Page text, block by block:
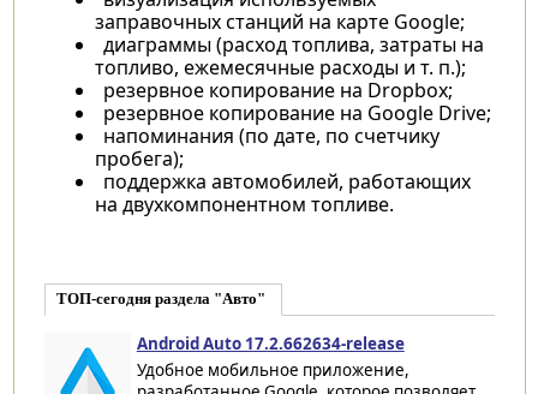
заправочных станций на карте Google;
диаграммы (расход топлива, затраты на
топливо, ежемесячные расходы и т. п.);
резервное копирование на Dropbox;
резервное копирование на Google Drive;
напоминания (по дате, по счетчику
пробега);
поддержка автомобилей, работающих
на двухкомпонентном топливе.
ТОП-сегодня раздела "Авто"
Android Auto 17.2.662634-release
Удобное мобильное приложение,